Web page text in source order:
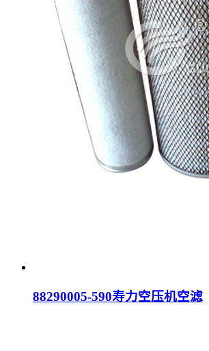
88290005-590寿力空压机空滤